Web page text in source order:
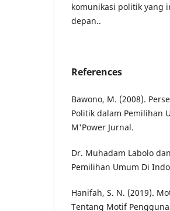
komunikasi politik yang
depan..
References
Bawono, M. (2008).
Politik dalam Pemilihan
M'Power Jurnal.
Dr. Muhadam Labolo
Pemilihan Umum Di
Hanifah, S. N. (2019).
Tentang Motif